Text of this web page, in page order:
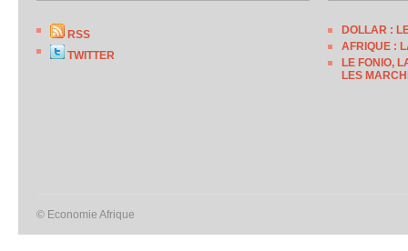
RSS
TWITTER
DOLLAR :
AFRIQUE :
LE FONIO,
LES
© Economie Afrique